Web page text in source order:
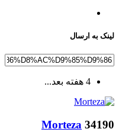
لینک به ارسال
4 هفته بعد...
Morteza 34190